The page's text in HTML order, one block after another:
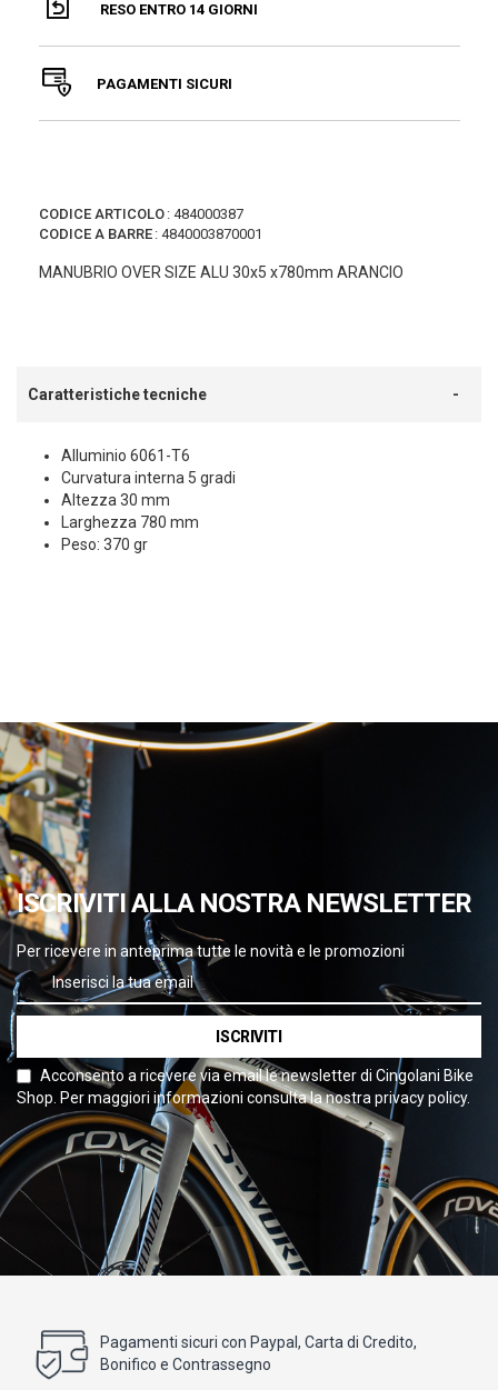
RESO ENTRO 14 GIORNI
PAGAMENTI SICURI
CODICE ARTICOLO : 484000387
CODICE A BARRE : 4840003870001
MANUBRIO OVER SIZE ALU 30x5 x780mm ARANCIO
Caratteristiche tecniche
Alluminio 6061-T6
Curvatura interna 5 gradi
Altezza 30 mm
Larghezza 780 mm
Peso: 370 gr
ISCRIVITI ALLA NOSTRA NEWSLETTER
Per ricevere in anteprima tutte le novità e le promozioni
ISCRIVITI
Acconsento a ricevere via email le newsletter di Cingolani Bike
Shop. Per maggiori informazioni consulta la nostra privacy policy.
Pagamenti sicuri con Paypal, Carta di Credito,
Bonifico e Contrassegno